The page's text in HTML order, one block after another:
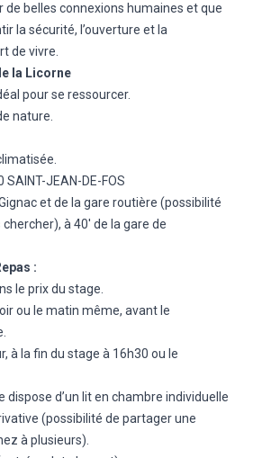
de belles connexions humaines et que
la sécurité, l’ouverture et la
de vivre.
la Licorne
pour se ressourcer.
nature.
SAINT-JEAN-DE-FOS
et de la gare routière (possibilité
à 40′ de la gare de
:
le prix du stage.
ou le matin même, avant le
à la fin du stage à 16h30 ou le
dispose d’un lit en chambre individuelle
(possibilité de partager une
à plusieurs).